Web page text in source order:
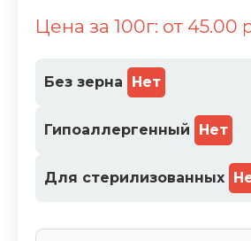
Цена за 100г: от 45.00
Без зерна Нет
Гипоаллергенный Нет
Для стерилизованных